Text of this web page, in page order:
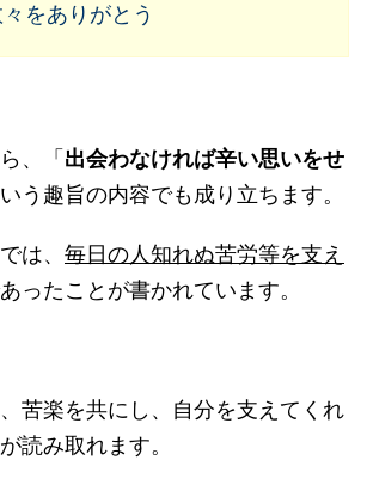
をありがとう
、「 出会わなければ辛い思いをせ
う趣旨の内容でも成り立ちます。
は、 毎日の人知れぬ苦労等を支え
ったことが書かれています。
苦楽を共にし、自分を支えてくれ
読み取れます。